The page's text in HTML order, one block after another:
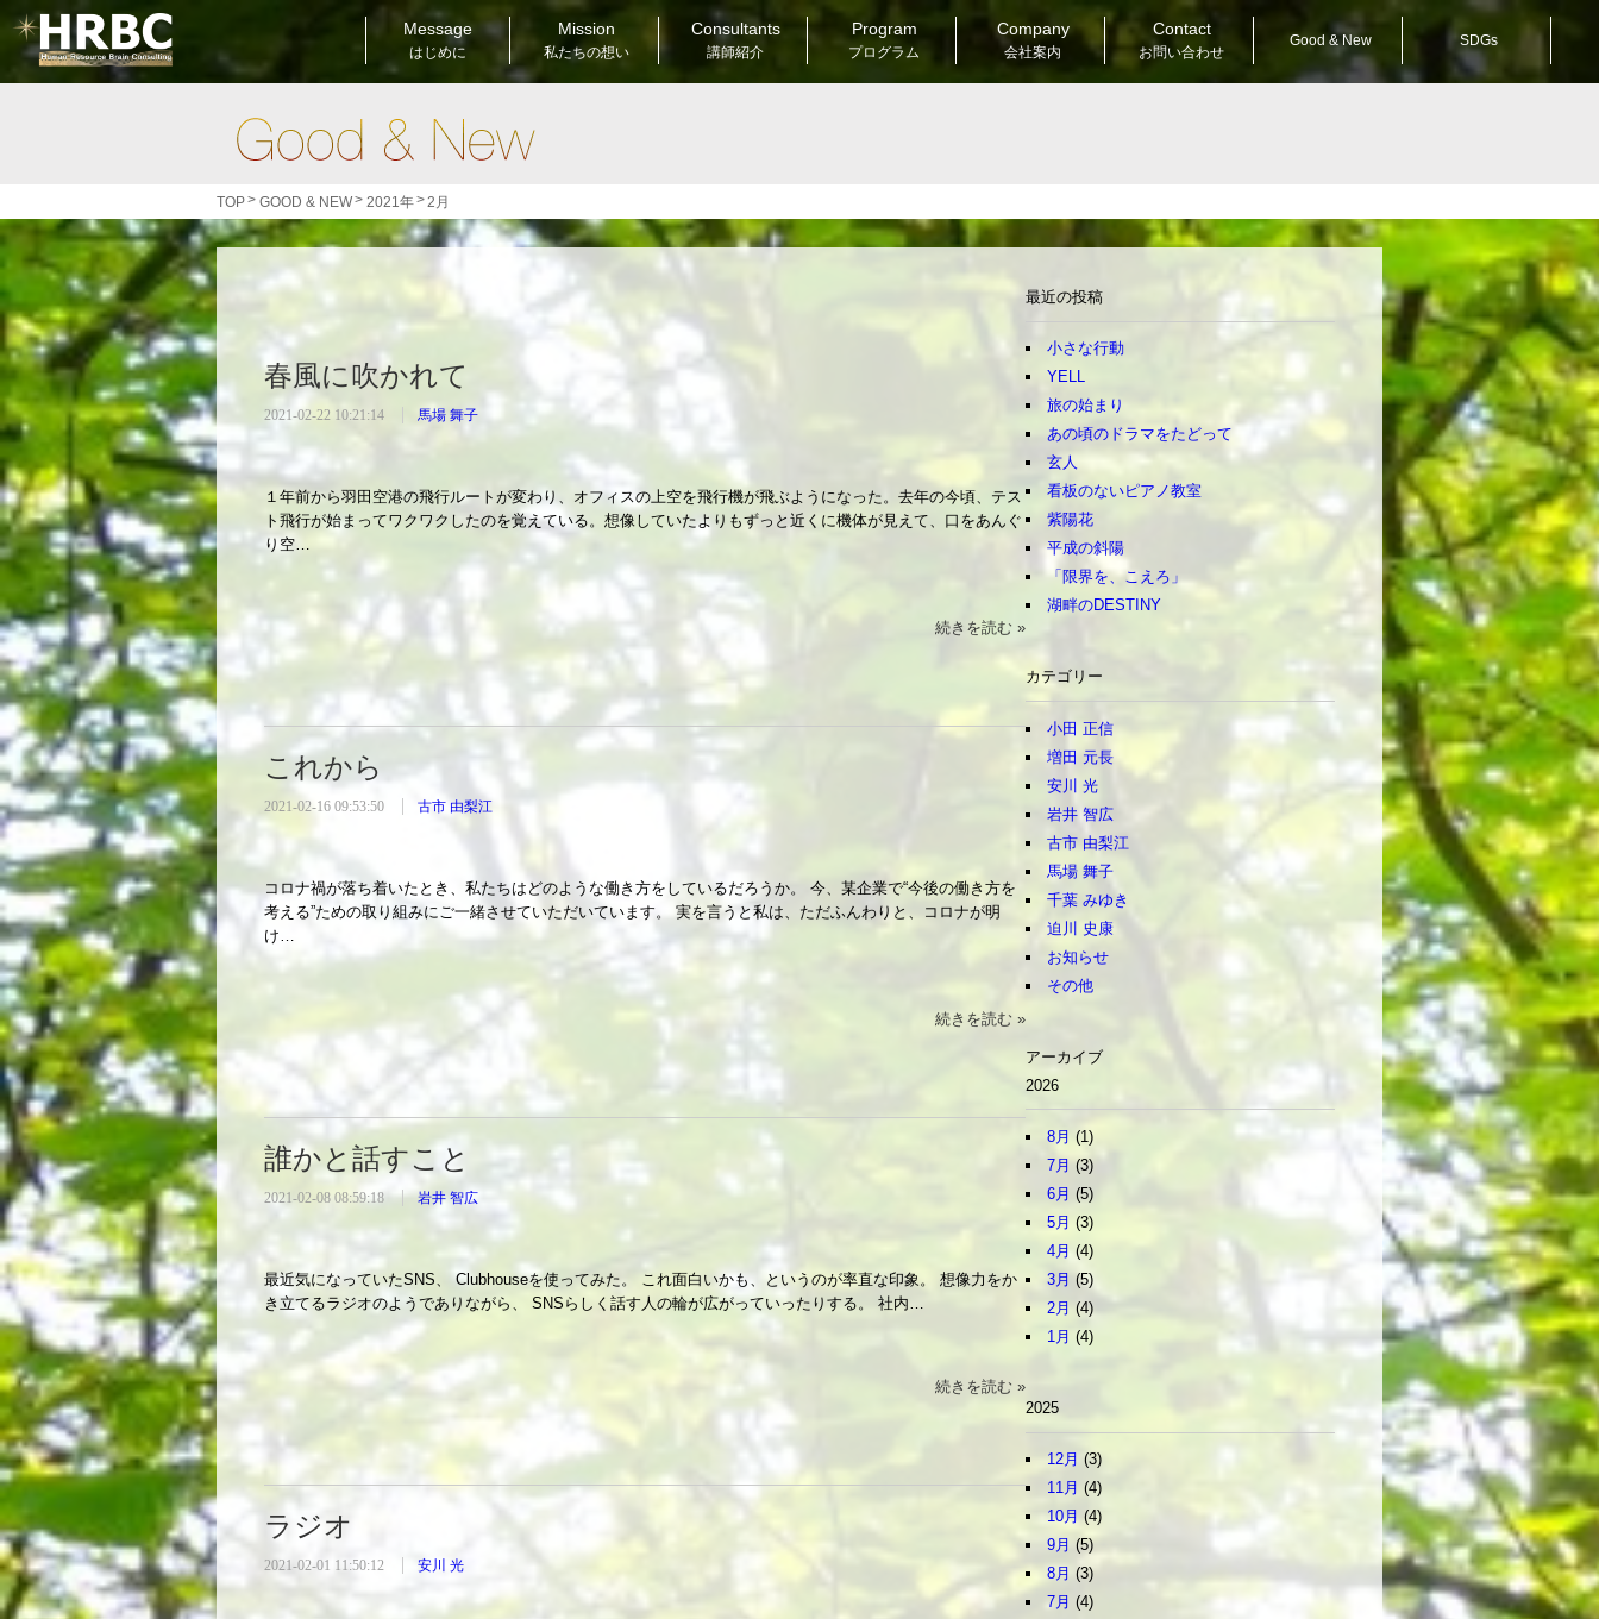
Message
はじめに
Mission
私たちの想い
Consultants
講師紹介
Program
プログラム
Company
会社案内
Contact
お問い合わせ
Good & New SDGs
TOP> GOOD & NEW> 2021年> 2月
春風に吹かれて
2021-02-22 10:21:14 馬場 舞子
１年前から羽田空港の飛行ルートが変わり、オフィスの上空を飛行機が飛ぶようになった。去年の今頃、テス
ト飛行が始まってワクワクしたのを覚えている。想像していたよりもずっと近くに機体が見えて、口をあんぐ
り空…
続きを読む »
これから
2021-02-16 09:53:50 古市 由梨江
コロナ禍が落ち着いたとき、私たちはどのような働き方をしているだろうか。 今、某企業で“今後の働き方を
考える”ための取り組みにご一緒させていただいています。 実を言うと私は、ただふんわりと、コロナが明
け…
続きを読む »
誰かと話すこと
2021-02-08 08:59:18 岩井 智広
最近気になっていたSNS、 Clubhouseを使ってみた。 これ面白いかも、というのが率直な印象。 想像力をか
き立てるラジオのようでありながら、 SNSらしく話す人の輪が広がっていったりする。 社内…
続きを読む »
ラジオ
2021-02-01 11:50:12 安川 光
最近の投稿
小さな行動
YELL
旅の始まり
あの頃のドラマをたどって
玄人
看板のないピアノ教室
紫陽花
平成の斜陽
「限界を、こえろ」
湖畔のDESTINY
カテゴリー
小田 正信
増田 元長
安川 光
岩井 智広
古市 由梨江
馬場 舞子
千葉 みゆき
迫川 史康
お知らせ
その他
アーカイブ
2026
8月 (1)
7月 (3)
6月 (5)
5月 (3)
4月 (4)
3月 (5)
2月 (4)
1月 (4)
2025
12月 (3)
11月 (4)
10月 (4)
9月 (5)
8月 (3)
7月 (4)